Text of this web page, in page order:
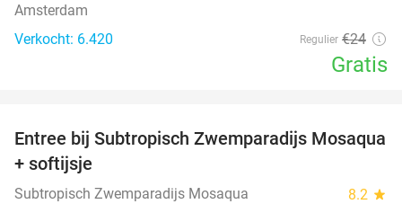
Amsterdam
Verkocht: 6.420
Regulier €24
Gratis
25%
Entree bij Subtropisch Zwemparadijs Mosaqua
+ softijsje
Subtropisch Zwemparadijs Mosaqua 8.2 star